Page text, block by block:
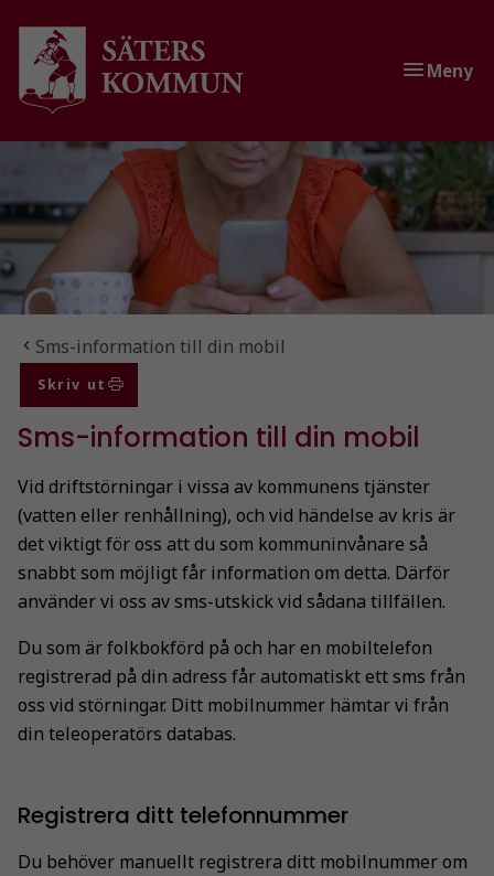
Gå till innehåll
Gå till huvudmeny
Gå till sidomeny
Meny
Du är här:
Sms-information till din mobil
Skriv ut
Sms-information till din mobil
Vid driftstörningar i vissa av kommunens tjänster
(vatten eller renhållning), och vid händelse av kris är
det viktigt för oss att du som kommuninvånare så
snabbt som möjligt får information om detta. Därför
använder vi oss av sms-utskick vid sådana tillfällen.
Du som är folkbokförd på och har en mobiltelefon
registrerad på din adress får automatiskt ett sms från
oss vid störningar. Ditt mobilnummer hämtar vi från
din teleoperatörs databas.
Registrera ditt telefonnummer
Du behöver manuellt registrera ditt mobilnummer om